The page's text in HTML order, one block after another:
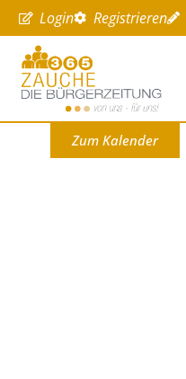
Login Registrieren
Zum Kalender